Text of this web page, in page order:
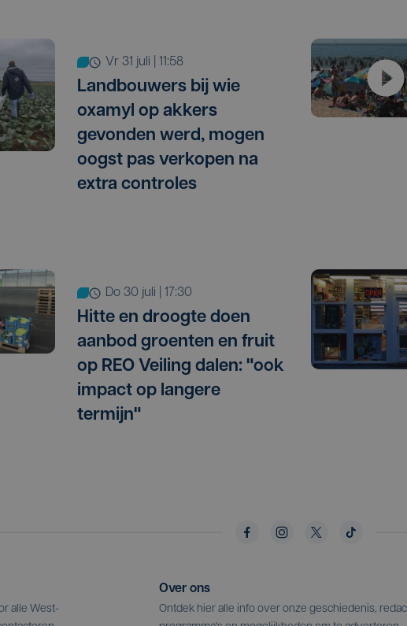
vr 31 juli | 11:58
Landbouwers bij wie
oxamyl op akkers
gevonden werd, mogen
oogst pas verkopen na
extra controles
do 30 juli | 17:30
Hitte en droogte doen
aanbod groenten en fruit
op REO Veiling dalen: "ook
impact op langere
termijn"
alle West-
Over ons
Ontdek hier alle info over onze geschiedenis,